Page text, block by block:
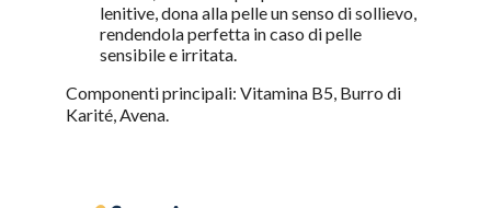
lenitive, dona alla pelle un senso di sollievo,
rendendola perfetta in caso di pelle
sensibile e irritata.
Componenti principali: Vitamina B5, Burro di
Karité, Avena.